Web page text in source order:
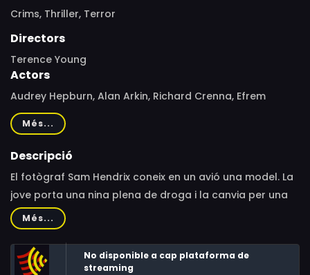
Crims, Thriller, Terror
Directors
Terence Young
Actors
Audrey Hepburn, Alan Arkin, Richard Crenna, Efrem
Zimbalist Jr., Jack Weston, Samantha Jones, Julie Herrod,
Robby Benson, Mel Ferrer, Gary Morgan, Bill Walters,
Jean Del Val, Frank O'Brien, Packy McFarland
Més...
Descripció
El fotògraf Sam Hendrix coneix en un avió una model. La
jove porta una nina plena de droga i la canvia per una
nina de regal que porta Sam sense que aquest se
n'adoni. Més tard, a Greenwich Village, dos delinqüents
que intenten recuperar la droga són a l'apartament del
fotògraf amb Roat (Alan Arkin), un despietat criminal
Més...
No disponible a cap plataforma de
streaming